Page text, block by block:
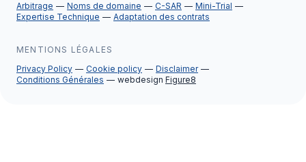
Arbitrage
Noms de domaine C-SAR
Mini-Trial
Expertise Technique
Adaptation des contrats
MENTIONS LÉGALES
Privacy Policy
Cookie policy
Disclaimer
Conditions Générales
webdesign Figure8